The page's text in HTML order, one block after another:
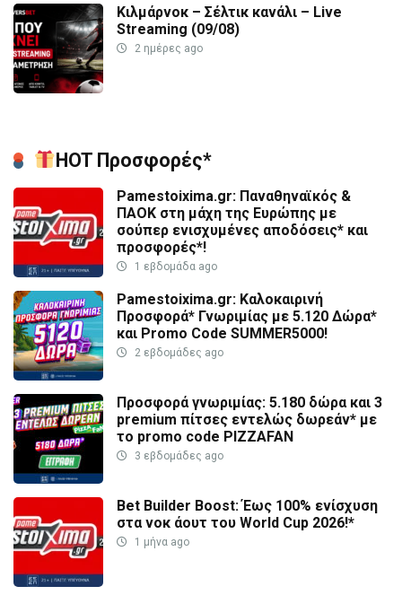
Κιλμάρνοκ – Σέλτικ κανάλι – Live
Streaming (09/08)
2 ημέρες ago
HOT Προσφορές*
Pamestoixima.gr: Παναθηναϊκός &
ΠΑΟΚ στη μάχη της Ευρώπης με
σούπερ ενισχυμένες αποδόσεις* και
προσφορές*!
1 εβδομάδα ago
Pamestoixima.gr: Καλοκαιρινή
Προσφορά* Γνωριμίας με 5.120 Δώρα*
και Promo Code SUMMER5000!
2 εβδομάδες ago
Προσφορά γνωριμίας: 5.180 δώρα και 3
premium πίτσες εντελώς δωρεάν* με
το promo code PIZZAFAN
3 εβδομάδες ago
Bet Builder Boost: Έως 100% ενίσχυση
στα νοκ άουτ του World Cup 2026!*
1 μήνα ago